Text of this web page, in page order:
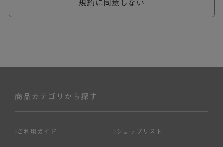
めが優先されるものとします。
ません。
規約に同意しない
商品カテゴリから探す
ご利用ガイド ショップリスト